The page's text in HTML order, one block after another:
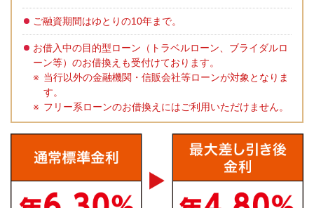
ご融資期間はゆとりの10年まで。
お借入中の目的型ローン（トラベルローン、ブライダルロ
ーン等）のお借換えも受付けております。
当行以外の金融機関・信販会社等ローンが対象となりま
す。
フリー系ローンのお借換えにはご利用いただけません。